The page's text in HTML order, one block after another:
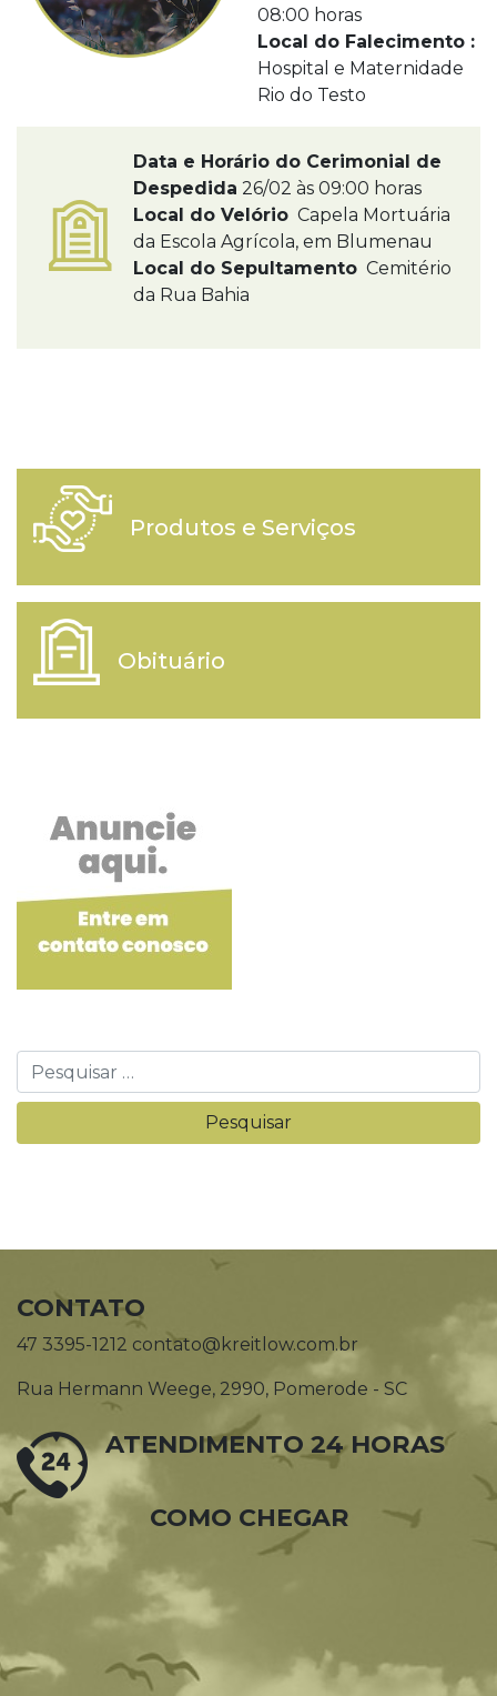
08:00 horas
Local do Falecimento :
Hospital e Maternidade
Rio do Testo
Data e Horário do Cerimonial de
Despedida 26/02 às 09:00 horas
Local do Velório Capela Mortuária
da Escola Agrícola, em Blumenau
Local do Sepultamento Cemitério
da Rua Bahia
Produtos e Serviços
Obituário
CONTATO
47 3395-1212 contato@kreitlow.com.br
Rua Hermann Weege, 2990, Pomerode - SC
ATENDIMENTO 24 HORAS
COMO CHEGAR